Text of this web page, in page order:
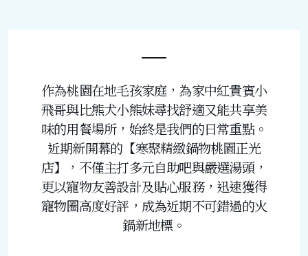
作為桃園在地毛孩家庭，為家中紅貴賓小
飛哥與比熊犬小熊妹尋找舒適又能共享美
味的用餐場所，始終是我們的日常重點。
近期新開幕的【寒聚精緻鍋物桃園正光
店】，不僅主打多元自助吧與嚴選湯頭，
更以寵物友善設計及貼心服務，迅速獲得
寵物圈高度好評，成為近期不可錯過的火
鍋新地標。